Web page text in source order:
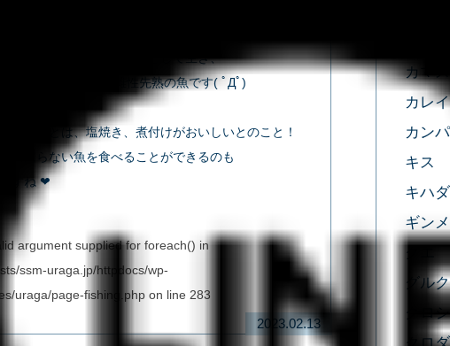
る程度の大きさまではメスとして生き、
オスへと性転換する 雌性先熟の魚です( ﾟДﾟ)
で、あとは、塩焼き、煮付けがおいしいとのこと！
に出回らない魚を食べることができるのも
ですね ❤
argument supplied for foreach() in
ssm-uraga.jp/httpdocs/wp-
uraga/page-fishing.php on line 283
2023.02.13
カマス
カレイ
カン
キス
キハ
ギン
グル
クロ